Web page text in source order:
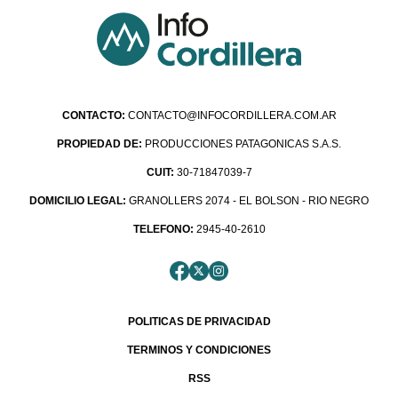
CONTACTO: CONTACTO@INFOCORDILLERA.COM.AR
PROPIEDAD DE: PRODUCCIONES PATAGONICAS S.A.S.
CUIT: 30-71847039-7
DOMICILIO LEGAL: GRANOLLERS 2074 - EL BOLSON - RIO NEGRO
TELEFONO: 2945-40-2610
POLITICAS DE PRIVACIDAD
TERMINOS Y CONDICIONES
RSS